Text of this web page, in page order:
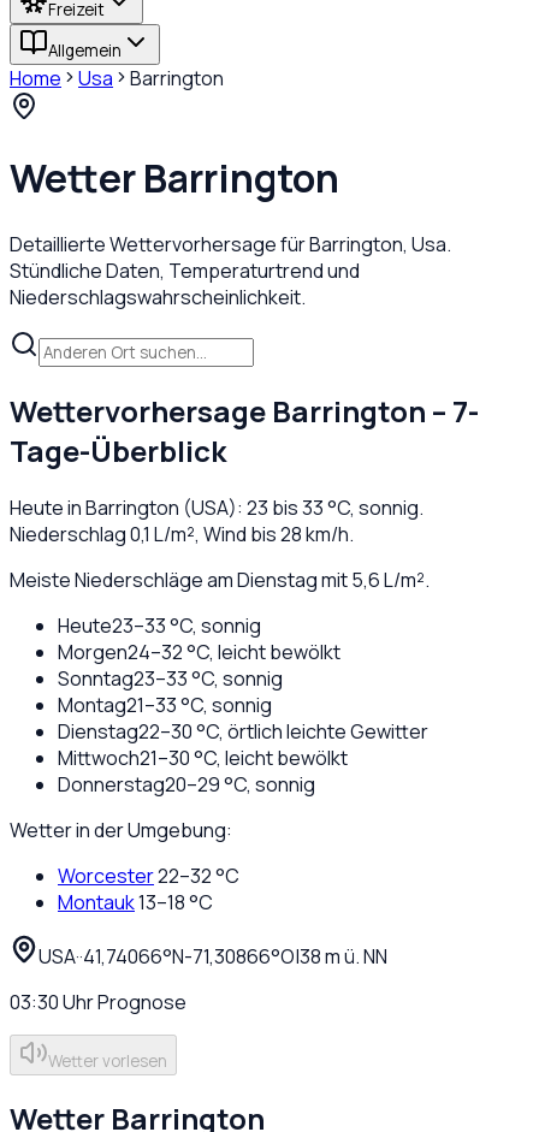
Freizeit
Allgemein
Home Usa Barrington
WetterBarrington
Detaillierte Wettervorhersage fürBarrington, Usa.
Stündliche Daten, Temperaturtrend und
Niederschlagswahrscheinlichkeit.
Wettervorhersage Barrington – 7-
Tage-Überblick
Heute inBarrington (USA): 23 bis33°C, sonnig.
Niederschlag0,1 L/m², Wind bis28km/h.
Meiste Niederschläge am Dienstag mit 5,6 L/m².
Heute23–33°C, sonnig
Morgen24–32°C, leicht bewölkt
Sonntag23–33°C, sonnig
Montag21–33°C, sonnig
Dienstag22–30°C, örtlich leichte Gewitter
Mittwoch21–30°C, leicht bewölkt
Donnerstag20–29°C, sonnig
Wetter in der Umgebung:
Worcester22–32°C
Montauk13–18°C
USA··41,74066°N-71,30866°O|38m ü. NN
03:30UhrPrognose
Wetter vorlesen
Wetter Barrington